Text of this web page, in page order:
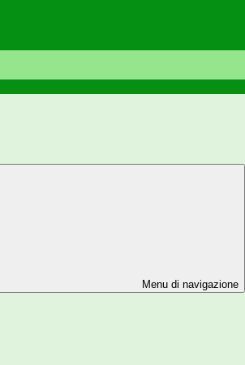
Menu di navigazione